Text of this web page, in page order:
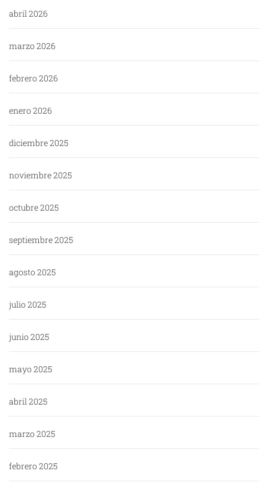
abril 2026
marzo 2026
febrero 2026
enero 2026
diciembre 2025
noviembre 2025
octubre 2025
septiembre 2025
agosto 2025
julio 2025
junio 2025
mayo 2025
abril 2025
marzo 2025
febrero 2025